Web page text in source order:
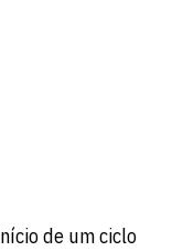
de um ciclo